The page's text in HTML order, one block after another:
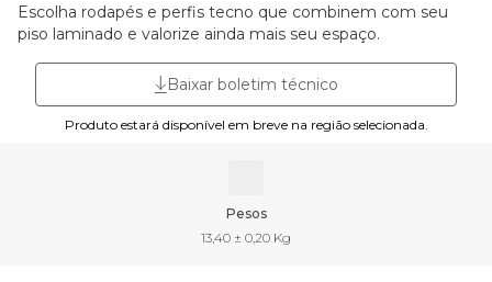
Escolha rodapés e perfis tecno que combinem com seu
piso laminado e valorize ainda mais seu espaço.
Baixar boletim técnico
Produto estará disponível em breve na região selecionada.
Pesos
13,40 ± 0,20 Kg